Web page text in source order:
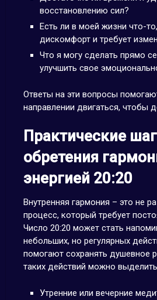
восстановлению сил?
Есть ли в моей жизни что-
дискомфорт и требует
Что я могу сделать прямо
улучшить свое
Ответы на эти вопросы
направлении двигаться, чтобы
Практические
обретения
энергией 20:20
Внутренняя гармония – это не
процесс, который требует
Число 20:20 может стать
небольших, но регулярных
помогают сохранять душевное
таких действий можно
Утренние или вечерние